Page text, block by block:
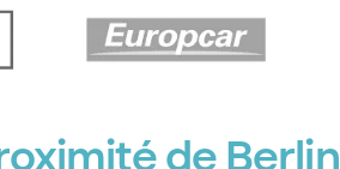
de Berlin